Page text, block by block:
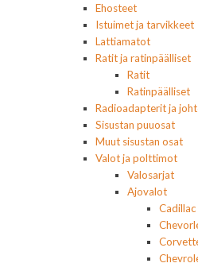
Ehosteet
Istuimet ja tarvikkeet
Lattiamatot
Ratit ja ratinpäälliset
Ratit
Ratinpäälliset
Radioadapterit ja
Sisustan puuosat
Muut sisustan osat
Valot ja polttimot
Valosarjat
Ajovalot
Cadillac